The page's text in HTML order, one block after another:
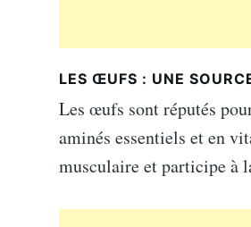
LES ŒUFS : UNE
Les œufs sont réputés
aminés essentiels et en
musculaire et participe à